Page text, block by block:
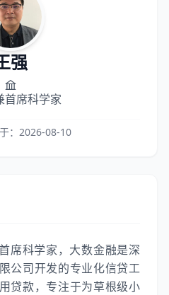
强
首席科学家
： 2026-08-10
席科学家，大数金融是深
公司开发的专业化信贷工
贷款，专注于为草根级小